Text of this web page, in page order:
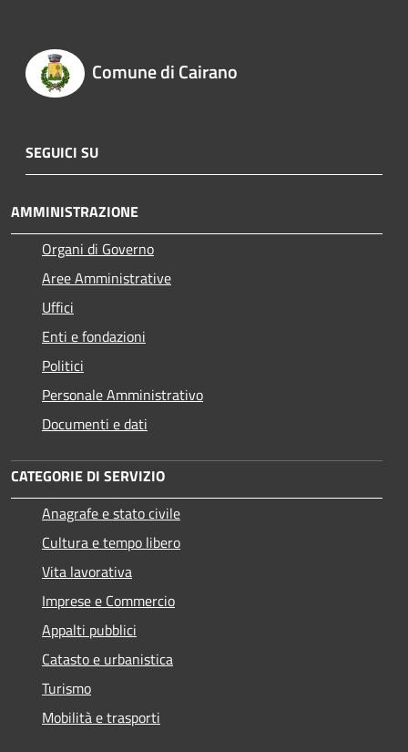
Comune di Cairano
SEGUICI SU
AMMINISTRAZIONE
Organi di Governo
Aree Amministrative
Uffici
Enti e fondazioni
Politici
Personale Amministrativo
Documenti e dati
CATEGORIE DI SERVIZIO
Anagrafe e stato civile
Cultura e tempo libero
Vita lavorativa
Imprese e Commercio
Appalti pubblici
Catasto e urbanistica
Turismo
Mobilità e trasporti